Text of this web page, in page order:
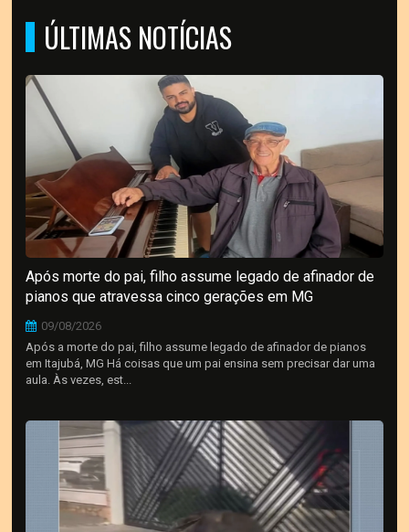
ÚLTIMAS NOTÍCIAS
Após morte do pai, filho assume legado de afinador de
pianos que atravessa cinco gerações em MG
09/08/2026
Após a morte do pai, filho assume legado de afinador de pianos
em Itajubá, MG Há coisas que um pai ensina sem precisar dar uma
aula. Às vezes, est...